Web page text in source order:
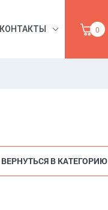
КОНТАКТЫ 0
ВЕРНУТЬСЯ В КАТЕГОРИЮ